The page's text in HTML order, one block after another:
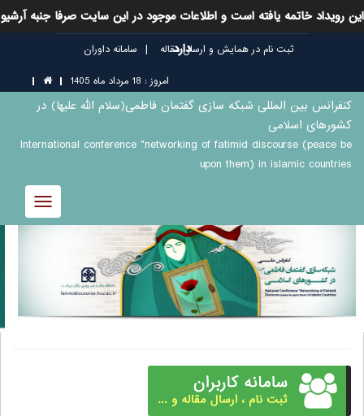
این رویداد خاتمه یافته است و اطلاعات موجود در این سایت صرفا جنبه آرشیو
دارد
ثبت نام در همایش و ارسال مقاله سامانه داوران
امروز : 18 مرداد ماه 1405
کنفرانس بین المللی شبکه سازی گفتمان فاطمی(سلام الله علیها) در
کشورهای اسلامی
International conference "networking of fatimid discourse (peace be
upon them) in islamic countries
Toggle